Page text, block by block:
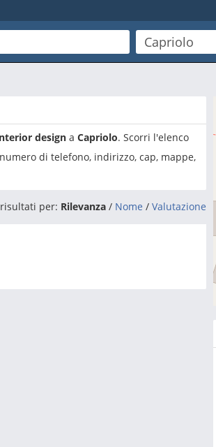
design a Capriolo. Scorri l'elenco
di telefono, indirizzo, cap, mappe,
per: Rilevanza / Nome / Valutazione